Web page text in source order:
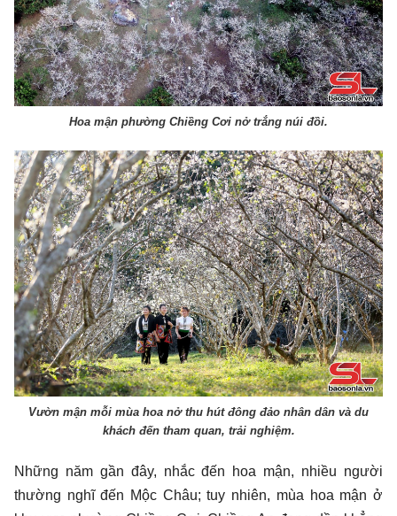
Hoa mận phường Chiềng Cơi nở trắng núi đồi.
Vườn mận mỗi mùa hoa nở thu hút đông đảo nhân dân và du
khách đến tham quan, trải nghiệm.
Những năm gần đây, nhắc đến hoa mận, nhiều người
thường nghĩ đến Mộc Châu; tuy nhiên, mùa hoa mận ở